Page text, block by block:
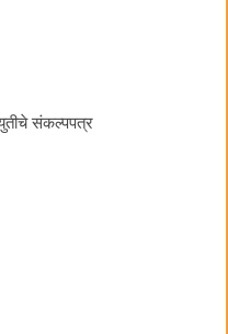
संकल्पपत्र